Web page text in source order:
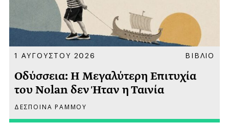
1 ΑΥΓΟΥΣΤΟΥ 2026 ΒΙΒΛΙΟ
Οδύσσεια: Η Μεγαλύτερη Επιτυχία
του Nolan δεν Ήταν η Ταινία
ΔΕΣΠΟΙΝΑ ΡΑΜΜΟΥ